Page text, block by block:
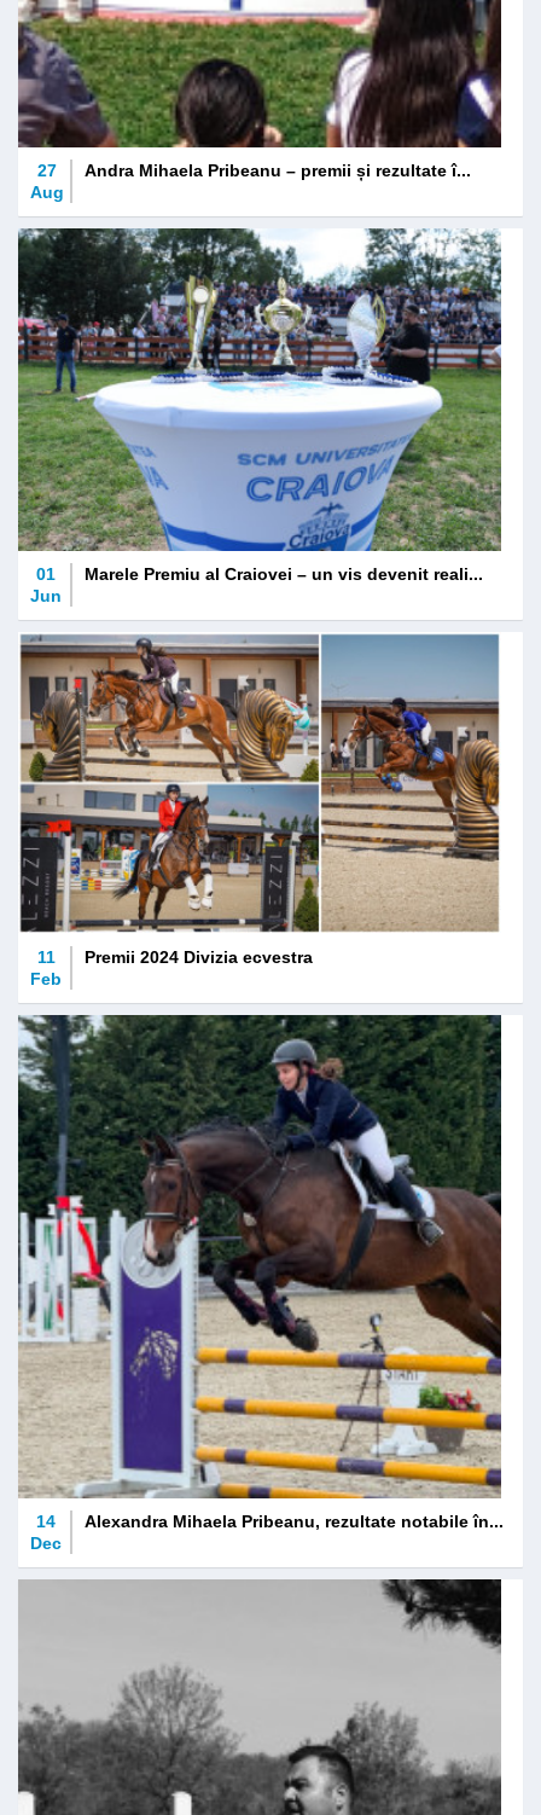
27
Aug
Andra Mihaela Pribeanu – premii și rezultate î...
01
Jun
Marele Premiu al Craiovei – un vis devenit reali...
11
Feb
Premii 2024 Divizia ecvestra
14
Dec
Alexandra Mihaela Pribeanu, rezultate notabile în...